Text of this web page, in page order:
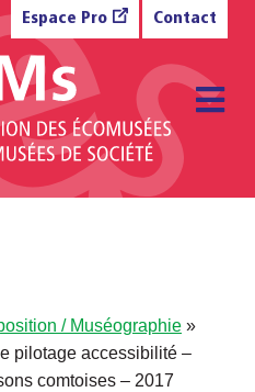
Espace Pro Contact
/ Muséographie »
pilotage accessibilité –
comtoises – 2017